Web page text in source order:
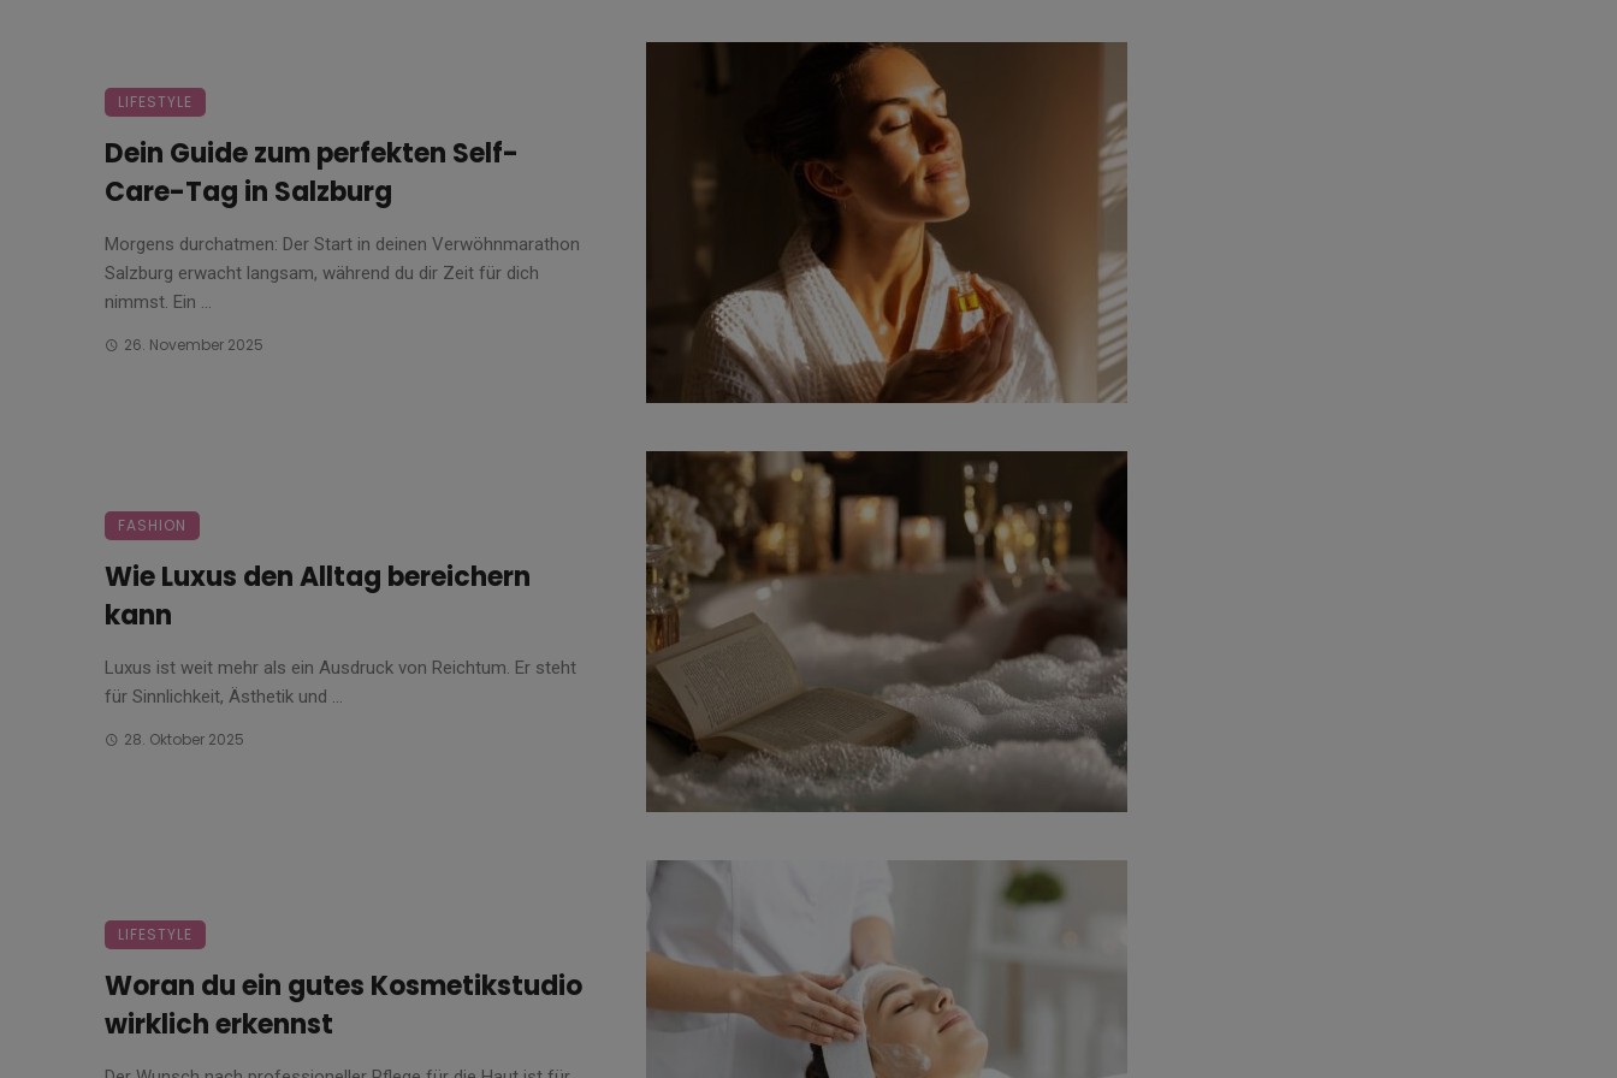
LIFESTYLE
Dein Guide zum perfekten Self-
Care-Tag in Salzburg
Morgens durchatmen: Der Start in deinen Verwöhnmarathon
Salzburg erwacht langsam, während du dir Zeit für dich
nimmst. Ein ...
26. November 2025
FASHION
Wie Luxus den Alltag bereichern
kann
Luxus ist weit mehr als ein Ausdruck von Reichtum. Er steht
für Sinnlichkeit, Ästhetik und ...
28. Oktober 2025
LIFESTYLE
Woran du ein gutes Kosmetikstudio
wirklich erkennst